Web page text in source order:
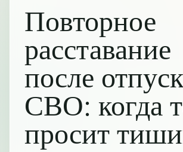
Повторное
расставание
после
СВО: когда
просит